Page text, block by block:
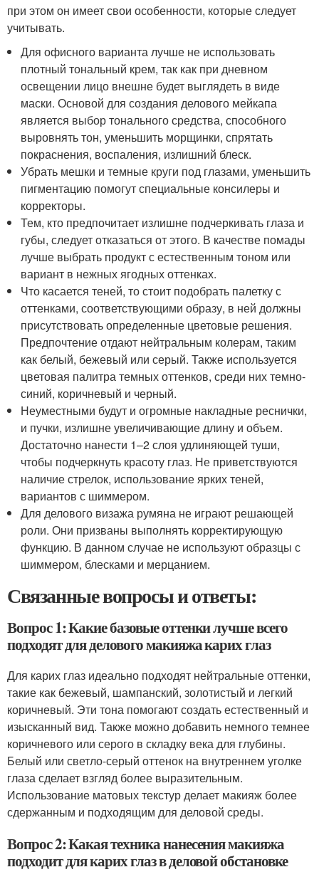
при этом он имеет свои особенности, которые следует
учитывать.
Для офисного варианта лучше не использовать
плотный тональный крем, так как при дневном
освещении лицо внешне будет выглядеть в виде
маски. Основой для создания делового мейкапа
является выбор тонального средства, способного
выровнять тон, уменьшить морщинки, спрятать
покраснения, воспаления, излишний блеск.
Убрать мешки и темные круги под глазами, уменьшить
пигментацию помогут специальные консилеры и
корректоры.
Тем, кто предпочитает излишне подчеркивать глаза и
губы, следует отказаться от этого. В качестве помады
лучше выбрать продукт с естественным тоном или
вариант в нежных ягодных оттенках.
Что касается теней, то стоит подобрать палетку с
оттенками, соответствующими образу, в ней должны
присутствовать определенные цветовые решения.
Предпочтение отдают нейтральным колерам, таким
как белый, бежевый или серый. Также используется
цветовая палитра темных оттенков, среди них темно-
синий, коричневый и черный.
Неуместными будут и огромные накладные реснички,
и пучки, излишне увеличивающие длину и объем.
Достаточно нанести 1–2 слоя удлиняющей туши,
чтобы подчеркнуть красоту глаз. Не приветствуются
наличие стрелок, использование ярких теней,
вариантов с шиммером.
Для делового визажа румяна не играют решающей
роли. Они призваны выполнять корректирующую
функцию. В данном случае не используют образцы с
шиммером, блесками и мерцанием.
Связанные вопросы и ответы:
Вопрос 1: Какие базовые оттенки лучше всего
подходят для делового макияжа карих глаз
Для карих глаз идеально подходят нейтральные оттенки,
такие как бежевый, шампанский, золотистый и легкий
коричневый. Эти тона помогают создать естественный и
изысканный вид. Также можно добавить немного темнее
коричневого или серого в складку века для глубины.
Белый или светло-серый оттенок на внутреннем уголке
глаза сделает взгляд более выразительным.
Использование матовых текстур делает макияж более
сдержанным и подходящим для деловой среды.
Вопрос 2: Какая техника нанесения макияжа
подходит для карих глаз в деловой обстановке